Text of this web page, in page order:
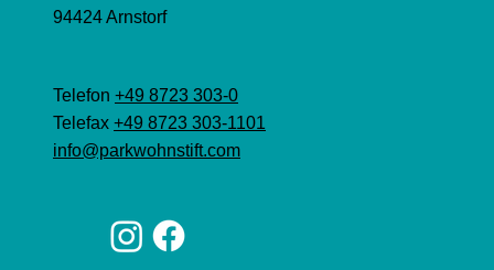
94424 Arnstorf
Telefon +49 8723 303-0
Telefax +49 8723 303-1101
info@parkwohnstift.com